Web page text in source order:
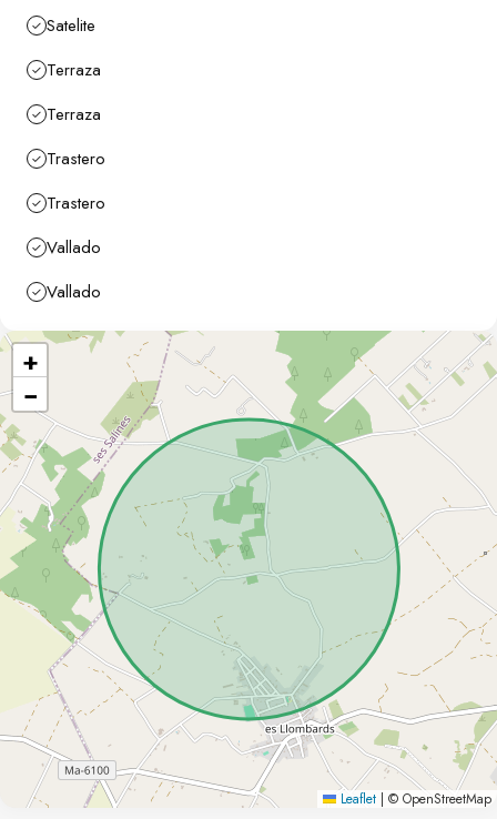
Satelite
Terraza
Terraza
Trastero
Trastero
Vallado
Vallado
+
−
Leaflet © OpenStreetMap